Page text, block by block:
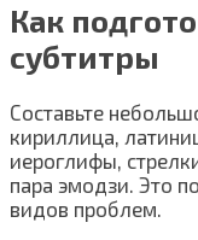
Как
субтитры
Составьте
кириллица,
иероглифы,
пара эмодзи. Это
видов проблем.